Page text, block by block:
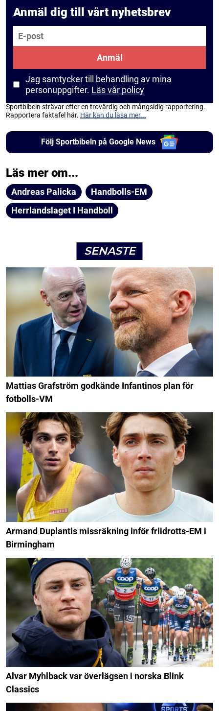
Anmäl dig till vårt nyhetsbrev
E-post
Anmäl
Jag samtycker till behandling av mina
personuppgifter. Läs vår policy
Sportbibeln strävar efter en trovärdig och mångsidig rapportering.
Rapportera faktafel här. Här kan du läsa mer...
Följ Sportbibeln på Google News
Läs mer om...
Andreas Palicka
Handbolls-EM
Herrlandslaget I Handboll
SENASTE
Mattias Grafström godkände Infantinos plan för
fotbolls-VM
Armand Duplantis missräkning inför friidrotts-EM i
Birmingham
Alvar Myhlback var överlägsen i norska Blink
Classics